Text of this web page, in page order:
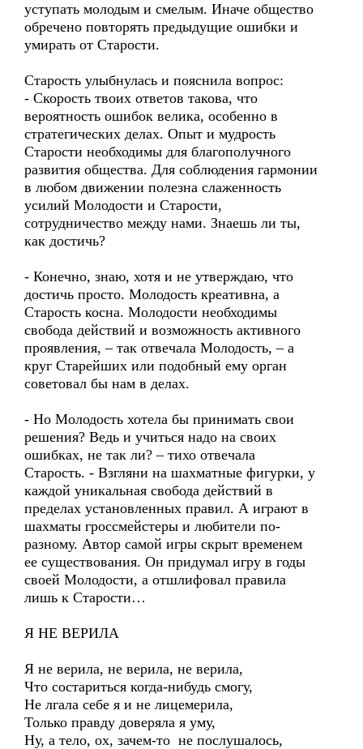
уступать молодым и смелым. Иначе общество
обречено повторять предыдущие ошибки и
умирать от Старости.
Старость улыбнулась и пояснила вопрос:
- Скорость твоих ответов такова, что
вероятность ошибок велика, особенно в
стратегических делах. Опыт и мудрость
Старости необходимы для благополучного
развития общества. Для соблюдения гармонии
в любом движении полезна слаженность
усилий Молодости и Старости,
сотрудничество между нами. Знаешь ли ты,
как достичь?
- Конечно, знаю, хотя и не утверждаю, что
достичь просто. Молодость креативна, а
Старость косна. Молодости необходимы
свобода действий и возможность активного
проявления, – так отвечала Молодость, – а
круг Старейших или подобный ему орган
советовал бы нам в делах.
- Но Молодость хотела бы принимать свои
решения? Ведь и учиться надо на своих
ошибках, не так ли? – тихо отвечала
Старость. - Взгляни на шахматные фигурки, у
каждой уникальная свобода действий в
пределах установленных правил. А играют в
шахматы гроссмейстеры и любители по-
разному. Автор самой игры скрыт временем
ее существования. Он придумал игру в годы
своей Молодости, а отшлифовал правила
лишь к Старости…
Я НЕ ВЕРИЛА
Я не верила, не верила, не верила,
Что состариться когда-нибудь смогу,
Не лгала себе я и не лицемерила,
Только правду доверяла я уму,
Ну, а тело, ох, зачем-то не послушалось,